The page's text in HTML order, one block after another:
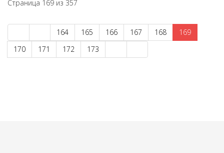
Страница 169 из 357
164 165 166 167 168
169
170
171 172 173